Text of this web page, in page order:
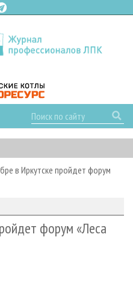
в Иркутске пройдет форум
форум «Леса